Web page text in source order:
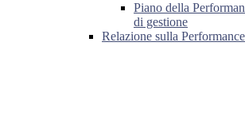
Piano della
di gestione
Relazione sulla Performance